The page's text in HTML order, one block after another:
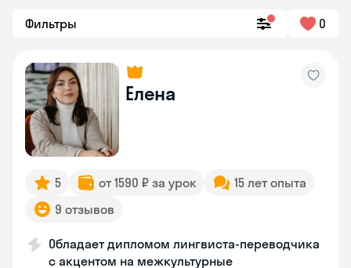
Фильтры 0
Елена
5 от 1590 ₽ за урок
15 лет опыта
9 отзывов
Обладает дипломом лингвиста-переводчика
с акцентом на межкультурные